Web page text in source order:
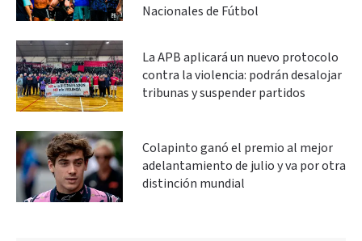
Nacionales de Fútbol
La APB aplicará un nuevo protocolo
contra la violencia: podrán desalojar
tribunas y suspender partidos
Colapinto ganó el premio al mejor
adelantamiento de julio y va por otra
distinción mundial